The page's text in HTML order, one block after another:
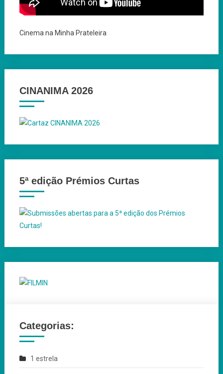
Cinema na Minha Prateleira
CINANIMA 2026
5ª edição Prémios Curtas
Categorias:
1 estrela